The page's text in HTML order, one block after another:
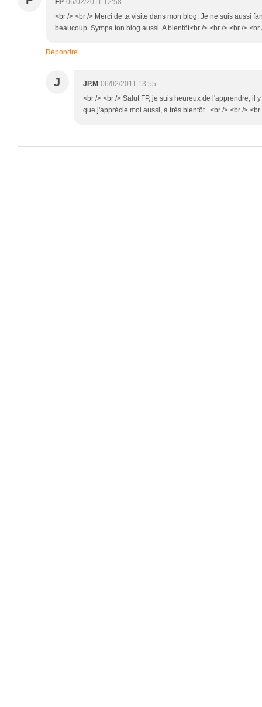
FP 06/02/2011 12:58
<br /> <br /> Merci de ta visite dans mon blog. Je ne suis aussi
beaucoup. Sympa ton blog aussi. A bientôt<br /> <br /> <br /> <br
Répondre
J JP.M 06/02/2011 13:55
<br /> <br /> Salut FP, je suis heureux de l'apprendre, il
que j'apprécie moi aussi, à très bientôt...<br /> <br /> <br